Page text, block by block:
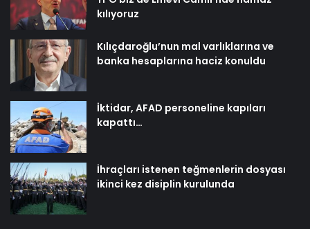
kılıyoruz
Kılıçdaroğlu’nun mal varlıklarına ve
banka hesaplarına haciz konuldu
İktidar, AFAD personeline kapıları
kapattı…
İhraçları istenen teğmenlerin dosyası
ikinci kez disiplin kurulunda